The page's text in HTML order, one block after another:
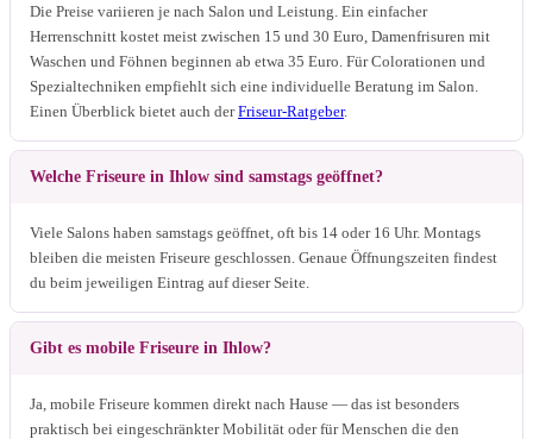
Die Preise variieren je nach Salon und Leistung. Ein einfacher
Herrenschnitt kostet meist zwischen 15 und 30 Euro, Damenfrisuren mit
Waschen und Föhnen beginnen ab etwa 35 Euro. Für Colorationen und
Spezialtechniken empfiehlt sich eine individuelle Beratung im Salon.
Einen Überblick bietet auch derFriseur-Ratgeber.
Welche Friseure in Ihlow sind samstags geöffnet?
Viele Salons haben samstags geöffnet, oft bis 14 oder 16 Uhr. Montags
bleiben die meisten Friseure geschlossen. Genaue Öffnungszeiten findest
du beim jeweiligen Eintrag auf dieser Seite.
Gibt es mobile Friseure in Ihlow?
Ja, mobile Friseure kommen direkt nach Hause — das ist besonders
praktisch bei eingeschränkter Mobilität oder für Menschen die den